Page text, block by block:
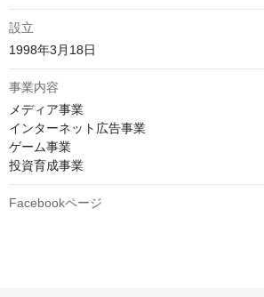
設立
1998年3月18日
事業内容
メディア事業
インターネット広告事業
ゲーム事業
投資育成事業
Facebookページ